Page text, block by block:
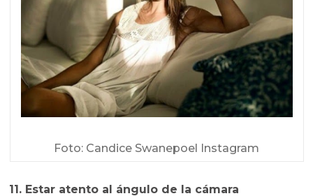
Foto: Candice Swanepoel Instagram
11. Estar atento al ángulo de la cámara